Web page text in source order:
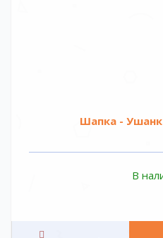
Шапка -
В